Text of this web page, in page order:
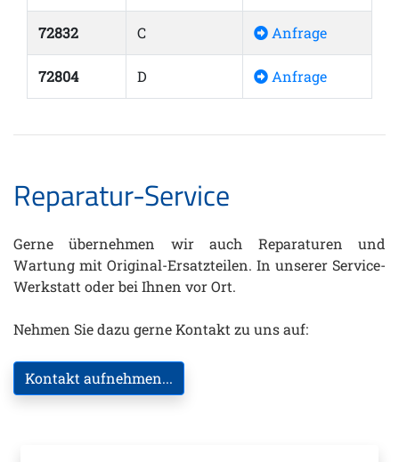
72832 C Anfrage
72804 D Anfrage
Reparatur-Service
Gerne übernehmen wir auch Reparaturen und
Wartung mit Original-Ersatzteilen. In unserer Service-
Werkstatt oder bei Ihnen vor Ort.
Nehmen Sie dazu gerne Kontakt zu uns auf:
Kontakt aufnehmen...